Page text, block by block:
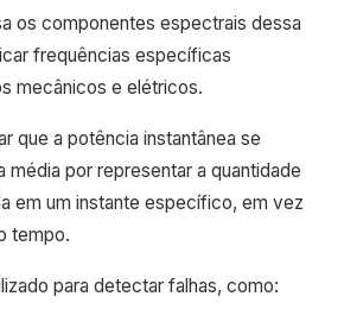
os componentes espectrais dessa
frequências específicas
mecânicos e elétricos.
que a potência instantânea se
média por representar a quantidade
em um instante específico, em vez
tempo.
para detectar falhas, como: